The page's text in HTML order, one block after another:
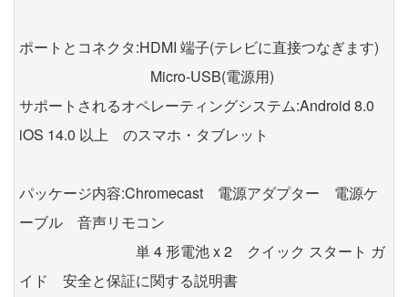
ポートとコネクタ:HDMI 端子(テレビに直接つなぎます)
Micro-USB(電源用)
サポートされるオペレーティングシステム:Android 8.0
iOS 14.0 以上 のスマホ・タブレット
パッケージ内容:Chromecast 電源アダプター 電源ケ
ーブル 音声リモコン
単 4 形電池 x 2 クイック スタート ガ
イド 安全と保証に関する説明書